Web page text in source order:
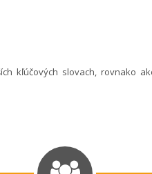
kľúčových slovach, rovnako